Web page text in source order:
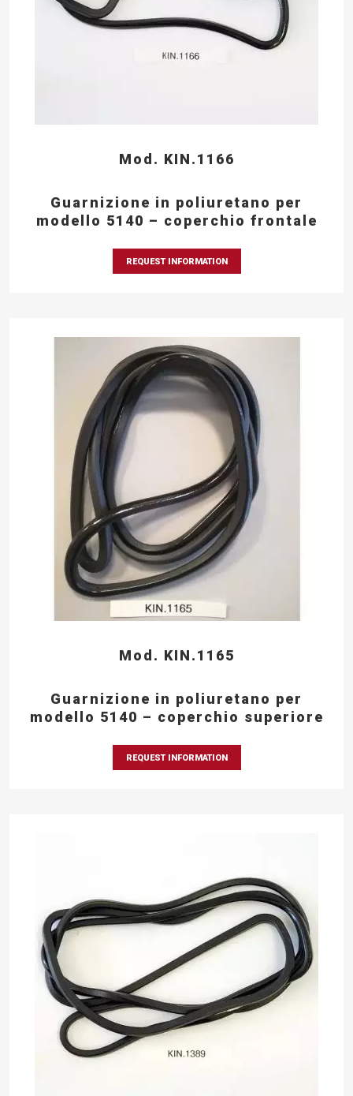
Mod. KIN.1166
Guarnizione in poliuretano per
modello 5140 – coperchio frontale
REQUEST INFORMATION
Mod. KIN.1165
Guarnizione in poliuretano per
modello 5140 – coperchio superiore
REQUEST INFORMATION